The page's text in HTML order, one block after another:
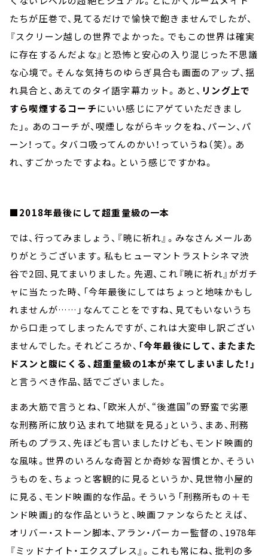
たちが圧巻で、見てるだけで愉快で飽きませんでしたが、
『スクリーン越しの世界でよかった。でもこの世界は確実
に存在するんだよな』と恐怖と安心の入り混じった不思議
な心境で。そんな気持ちのゆらぎ具合も画面のアップ、揺
れ具合と、あえてのタイ語字幕カット。あと、 リング上で
すら喫煙するコーチにいい感じにアゲていただきまし
た」。あのコーチが、喫煙しながらキックをね、パーン、パ
ーン！って。タバコ吸ってんのかい！っていうね（笑）。あ
れ、すごかったですよね。という感じですかね。
■2018年最後にして超重量級の一本
では、行ってみましょう、『暁に祈れ』。みなさんメールあ
りがとうございます。私もヒューマントラストシネマ渋
谷で2回、見てまいりました。先週、これ『暁に祈れ』がガチ
ャに当たった時、「今年最後にしてはちょっと地味かもし
れませんが……」なんてことをですね、見てもいないうち
から口走ってしまったんですが、これは大変申し訳ござい
ませんでした。それどころか、 「今年最後にして、またまた
ドスンと腹にくる、超重量級の1本が来てしまいました！」
と言うべき作品、話でございました。
まあ大筋で言うとね、「欧米人が、“後進国”の野蛮で劣悪
な刑務所に放り込まれて地獄を見る」という、まあ、刑務
所ものプラス、先ほども言いましたけども、モンド映画的
な風味。世界のいろんな奇習とか奇妙な習慣とか、そうい
うものを、ちょっと客観的に見るというか、見世物小屋的
に見る、モンド映画的な作品。そういう「刑務所もの＋モ
ンド映画」的な作品というと、映画ファンならたとえば、
オリバー・ストーン脚本、アラン・パーカー監督の、1978年
『ミッドナイト・エクスプレス』。これも常にね、批判の多